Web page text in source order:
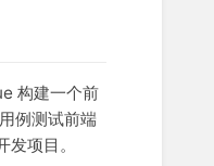
构建一个前
例测试前端
项目。